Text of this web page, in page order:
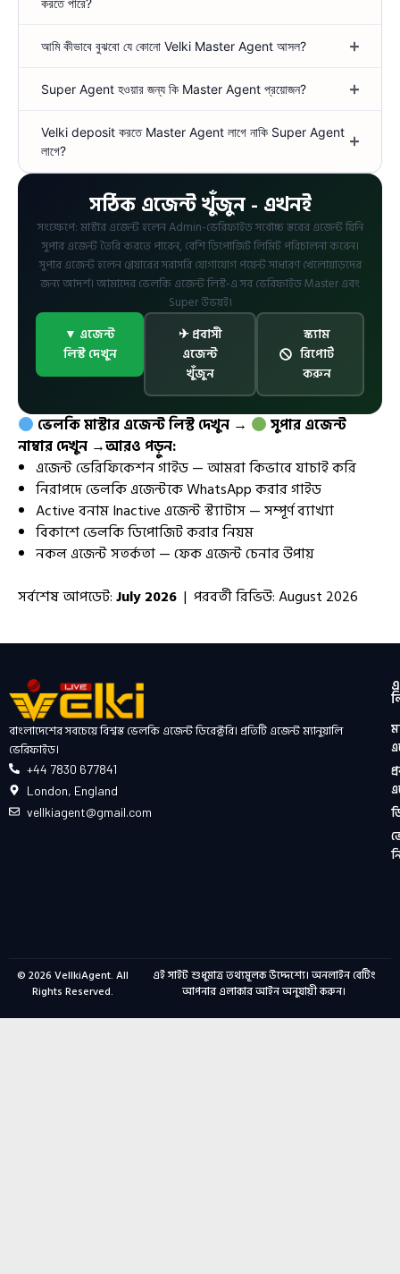
করতে পারে?
আমি কীভাবে বুঝবো যে কোনো Velki Master Agent আসল?
Super Agent হওয়ার জন্য কি Master Agent প্রয়োজন?
Velki deposit করতে Master Agent লাগে নাকি Super Agent
লাগে?
সঠিক এজেন্ট খুঁজুন - এখনই
সংক্ষেপে: মাস্টার এজেন্ট হলেন Admin-ভেরিফাইড সর্বোচ্চ স্তরের এজেন্ট যিনি
সুপার এজেন্ট তৈরি করতে পারেন, বেশি ডিপোজিট লিমিট পরিচালনা করেন।
সুপার এজেন্ট হলেন প্লেয়ারের সরাসরি যোগাযোগ পয়েন্ট সাধারণ খেলোয়াড়দের
জন্য আদর্শ। আমাদের ভেলকি এজেন্ট লিস্ট-এ সব ভেরিফাইড Master এবং
Super উভয়ই।
▼ এজেন্ট
লিস্ট দেখুন
✈ প্রবাসী
এজেন্ট
খুঁজুন
স্ক্যাম
রিপোর্ট
করুন
ভেলকি মাস্টার এজেন্ট লিস্ট দেখুন →
সুপার এজেন্ট
নাম্বার দেখুন →আরও পড়ুন:
এজেন্ট ভেরিফিকেশন গাইড — আমরা কিভাবে যাচাই করি
নিরাপদে ভেলকি এজেন্টকে WhatsApp করার গাইড
Active বনাম Inactive এজেন্ট স্ট্যাটাস — সম্পূর্ণ ব্যাখ্যা
বিকাশে ভেলকি ডিপোজিট করার নিয়ম
নকল এজেন্ট সতর্কতা — ফেক এজেন্ট চেনার উপায়
সর্বশেষ আপডেট:July 2026 | পরবর্তী রিভিউ: August 2026
বাংলাদেশের সবচেয়ে বিশ্বস্ত ভেলকি এজেন্ট ডিরেক্টরি। প্রতিটি এজেন্ট ম্যানুয়ালি
ভেরিফাইড।
+44 7830 677841
London, England
vellkiagent@gmail.com
© 2026VellkiAgent. All
Rights Reserved.
এই সাইট শুধুমাত্র তথ্যমূলক উদ্দেশ্যে। অনলাইন বেটিং
আপনার এলাকার আইন অনুযায়ী করুন।